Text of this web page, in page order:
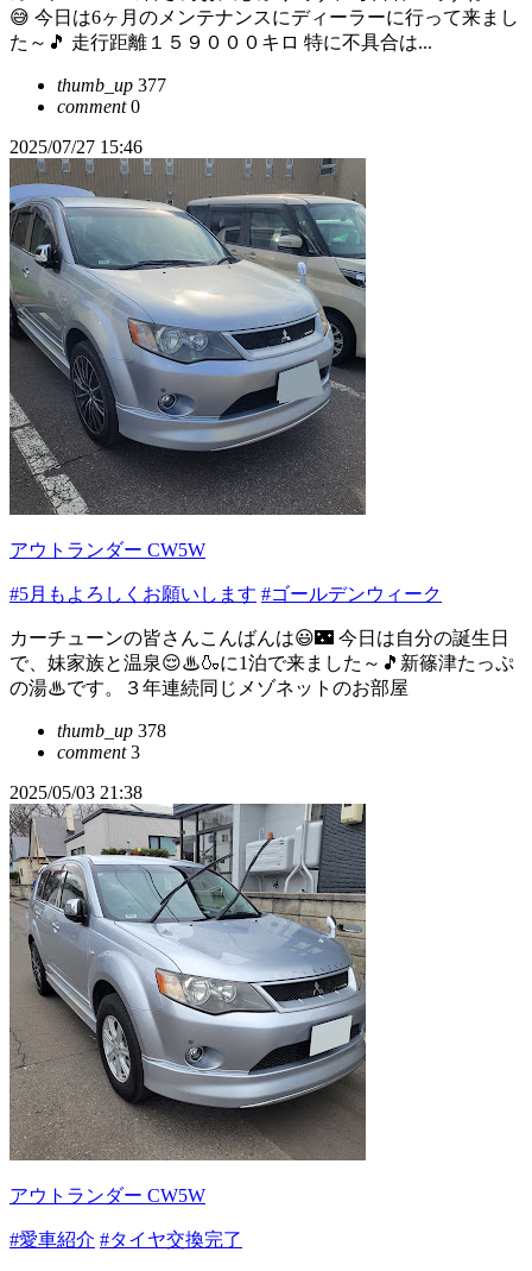
😅 今日は6ヶ月のメンテナンスにディーラーに行って来まし
た～🎵 走行距離１５９０００キロ 特に不具合は...
thumb_up 377
comment0
2025/07/27 15:46
アウトランダー CW5W
#5月もよろしくお願いします #ゴールデンウィーク
カーチューンの皆さんこんばんは😃🌃 今日は自分の誕生日
で、妹家族と温泉😌♨🍶に1泊で来ました～🎵新篠津たっぷ
の湯♨です。３年連続同じメゾネットのお部屋
thumb_up 378
comment3
2025/05/03 21:38
アウトランダー CW5W
#愛車紹介 #タイヤ交換完了